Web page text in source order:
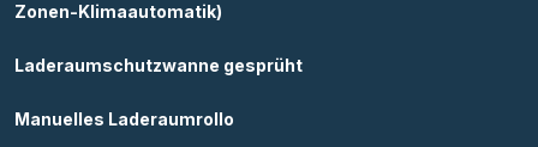
Zonen-Klimaautomatik)
Laderaumschutzwanne gesprüht
Manuelles Laderaumrollo